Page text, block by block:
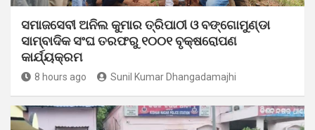
ସମାଜସେବୀ ଅନିଲ କୁମାର ତ୍ରିପାଠୀ ଓ ବଙ୍ଗୋମୁଣ୍ଡା
ସାମ୍ବାଦିକ ସଂଘ ତରଫରୁ ୧୦୦୧ ବୃକ୍ଷରୋପଣ
କାର୍ଯ୍ୟକ୍ରମ
8 hours ago Sunil Kumar Dhangadamajhi